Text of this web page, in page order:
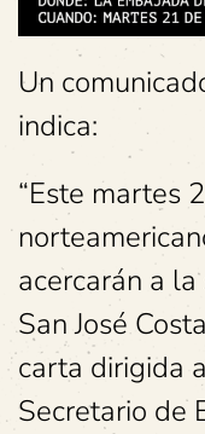
Un
indica:
“Este martes
acercarán a
San José
carta dirigida
Secretario de